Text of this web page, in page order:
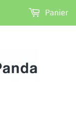
Panier